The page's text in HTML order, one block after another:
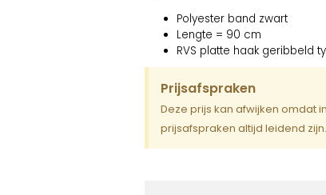
Polyester band zwart
Lengte = 90 cm
RVS platte haak geribbeld
Prijsafspraken
Deze prijs kan afwijken omdat
prijsafspraken altijd leidend zijn.